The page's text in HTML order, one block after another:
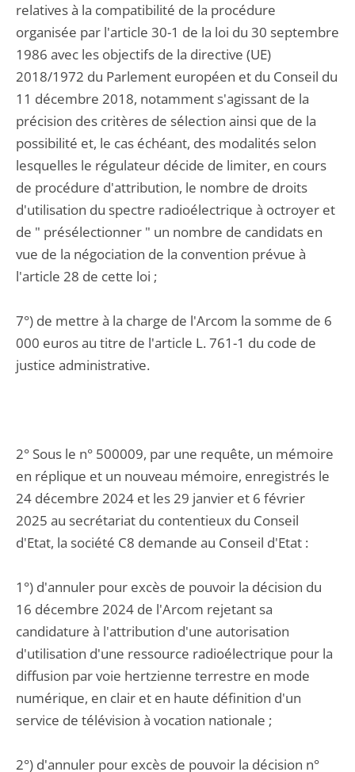
relatives à la compatibilité de la procédure
organisée par l'article 30-1 de la loi du 30 septembre
1986 avec les objectifs de la directive (UE)
2018/1972 du Parlement européen et du Conseil du
11 décembre 2018, notamment s'agissant de la
précision des critères de sélection ainsi que de la
possibilité et, le cas échéant, des modalités selon
lesquelles le régulateur décide de limiter, en cours
de procédure d'attribution, le nombre de droits
d'utilisation du spectre radioélectrique à octroyer et
de " présélectionner " un nombre de candidats en
vue de la négociation de la convention prévue à
l'article 28 de cette loi ;
7°) de mettre à la charge de l'Arcom la somme de 6
000 euros au titre de l'article L. 761-1 du code de
justice administrative.
2° Sous le n° 500009, par une requête, un mémoire
en réplique et un nouveau mémoire, enregistrés le
24 décembre 2024 et les 29 janvier et 6 février
2025 au secrétariat du contentieux du Conseil
d'Etat, la société C8 demande au Conseil d'Etat :
1°) d'annuler pour excès de pouvoir la décision du
16 décembre 2024 de l'Arcom rejetant sa
candidature à l'attribution d'une autorisation
d'utilisation d'une ressource radioélectrique pour la
diffusion par voie hertzienne terrestre en mode
numérique, en clair et en haute définition d'un
service de télévision à vocation nationale ;
2°) d'annuler pour excès de pouvoir la décision n°